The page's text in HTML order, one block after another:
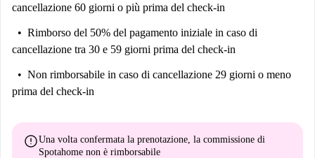
cancellazione 60 giorni o più prima del check-in
Rimborso del 50% del pagamento iniziale in caso di
cancellazione tra 30 e 59 giorni prima del check-in
Non rimborsabile in caso di cancellazione 29 giorni o meno
prima del check-in
errorUna volta confermata la prenotazione, la commissione di
Spotahome non è rimborsabile